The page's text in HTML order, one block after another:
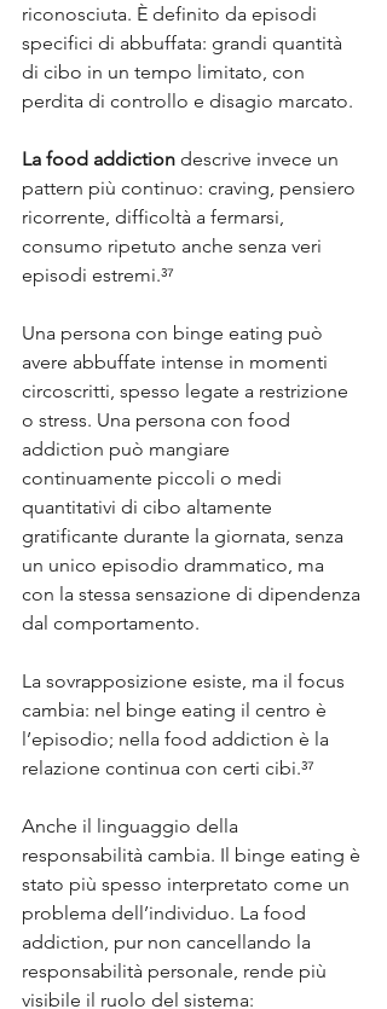
riconosciuta. È definito da episodi
specifici di abbuffata: grandi quantità
di cibo in un tempo limitato, con
perdita di controllo e disagio marcato.
La food addiction descrive invece un
pattern più continuo: craving, pensiero
ricorrente, difficoltà a fermarsi,
consumo ripetuto anche senza veri
episodi estremi.³⁷
Una persona con binge eating può
avere abbuffate intense in momenti
circoscritti, spesso legate a restrizione
o stress. Una persona con food
addiction può mangiare
continuamente piccoli o medi
quantitativi di cibo altamente
gratificante durante la giornata, senza
un unico episodio drammatico, ma
con la stessa sensazione di dipendenza
dal comportamento.
La sovrapposizione esiste, ma il focus
cambia: nel binge eating il centro è
l’episodio; nella food addiction è la
relazione continua con certi cibi.³⁷
Anche il linguaggio della
responsabilità cambia. Il binge eating è
stato più spesso interpretato come un
problema dell’individuo. La food
addiction, pur non cancellando la
responsabilità personale, rende più
visibile il ruolo del sistema: